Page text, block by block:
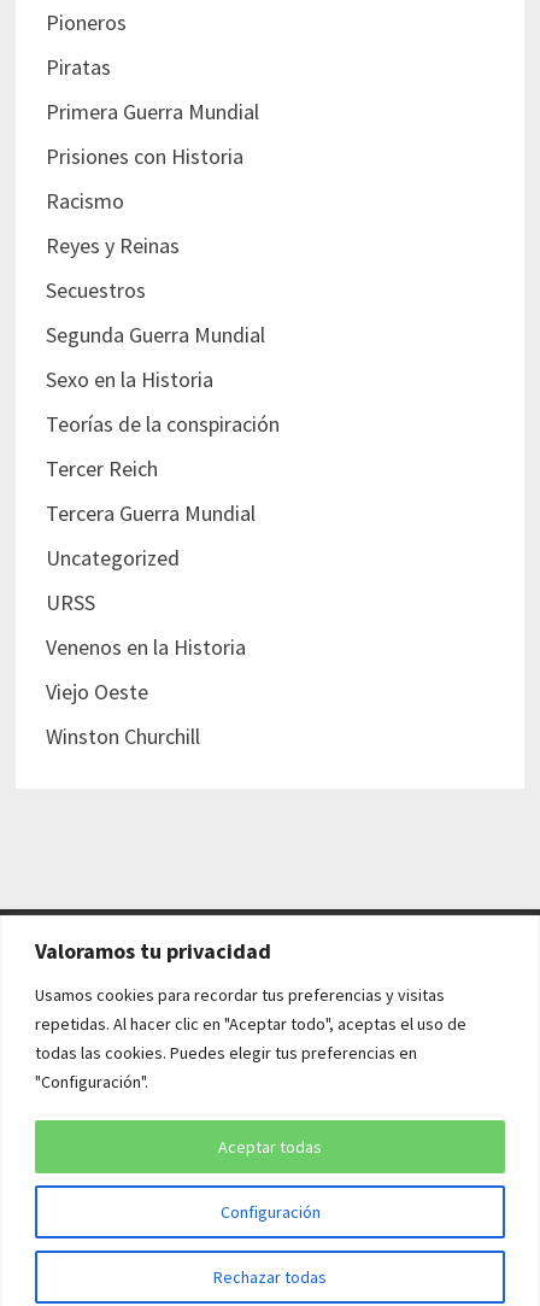
Valoramos tu privacidad
Usamos cookies para recordar tus preferencias y visitas
repetidas. Al hacer clic en "Aceptar todo", aceptas el uso de
todas las cookies. Puedes elegir tus preferencias en
"Configuración".
Configuración
Rechazar todas
Aceptar todas
Pioneros
Piratas
Primera Guerra Mundial
Prisiones con Historia
Racismo
Reyes y Reinas
Secuestros
Segunda Guerra Mundial
Sexo en la Historia
Teorías de la conspiración
Tercer Reich
Tercera Guerra Mundial
Uncategorized
URSS
Venenos en la Historia
Viejo Oeste
Winston Churchill
AVISO LEGAL Y POLÍTICAS
Aviso legal
Política de cookies
Copyright © 2026¡QUÉ HISTORIA!. Funciona conWordPressy